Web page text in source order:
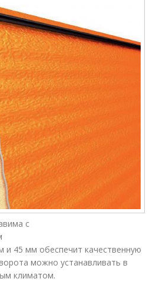
с
45 мм обеспечит качественную
можно устанавливать в
климатом.